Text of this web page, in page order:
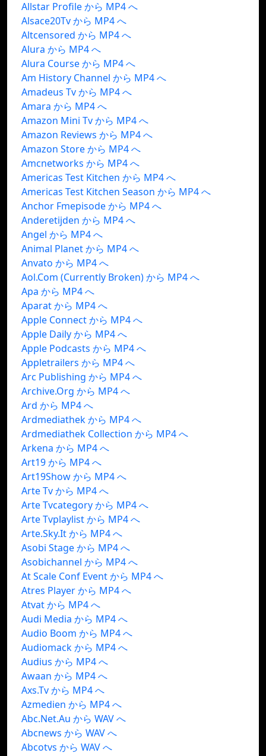
Allstar Profile から MP4 へ
Alsace20Tv から MP4 へ
Altcensored から MP4 へ
Alura から MP4 へ
Alura Course から MP4 へ
Am History Channel から MP4 へ
Amadeus Tv から MP4 へ
Amara から MP4 へ
Amazon Mini Tv から MP4 へ
Amazon Reviews から MP4 へ
Amazon Store から MP4 へ
Amcnetworks から MP4 へ
Americas Test Kitchen から MP4 へ
Americas Test Kitchen Season から MP4 へ
Anchor Fmepisode から MP4 へ
Anderetijden から MP4 へ
Angel から MP4 へ
Animal Planet から MP4 へ
Anvato から MP4 へ
Aol.Com (Currently Broken) から MP4 へ
Apa から MP4 へ
Aparat から MP4 へ
Apple Connect から MP4 へ
Apple Daily から MP4 へ
Apple Podcasts から MP4 へ
Appletrailers から MP4 へ
Arc Publishing から MP4 へ
Archive.Org から MP4 へ
Ard から MP4 へ
Ardmediathek から MP4 へ
Ardmediathek Collection から MP4 へ
Arkena から MP4 へ
Art19 から MP4 へ
Art19Show から MP4 へ
Arte Tv から MP4 へ
Arte Tvcategory から MP4 へ
Arte Tvplaylist から MP4 へ
Arte.Sky.It から MP4 へ
Asobi Stage から MP4 へ
Asobichannel から MP4 へ
At Scale Conf Event から MP4 へ
Atres Player から MP4 へ
Atvat から MP4 へ
Audi Media から MP4 へ
Audio Boom から MP4 へ
Audiomack から MP4 へ
Audius から MP4 へ
Awaan から MP4 へ
Axs.Tv から MP4 へ
Azmedien から MP4 へ
Abc.Net.Au から WAV へ
Abcnews から WAV へ
Abcotvs から WAV へ